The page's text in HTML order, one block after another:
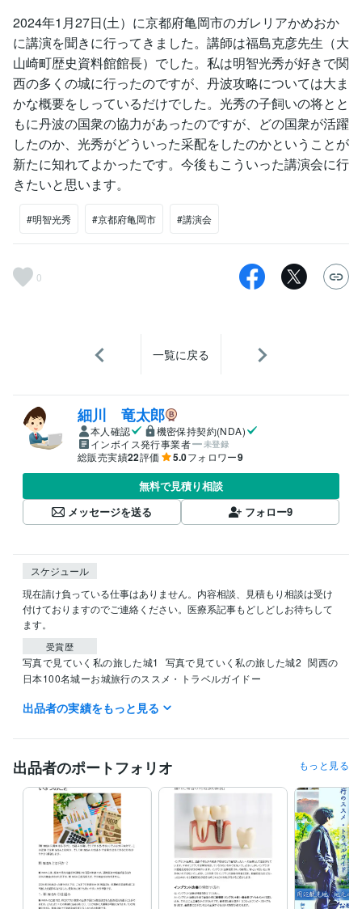
2024年1月27日(土）に京都府亀岡市のガレリアかめおか
に講演を聞きに行ってきました。講師は福島克彦先生（大
山崎町歴史資料館館長）でした。私は明智光秀が好きで関
西の多くの城に行ったのですが、丹波攻略については大ま
かな概要をしっているだけでした。光秀の子飼いの将とと
もに丹波の国衆の協力があったのですが、どの国衆が活躍
したのか、光秀がどういった采配をしたのかということが
新たに知れてよかったです。今後もこういった講演会に行
きたいと思います。
#明智光秀 #京都府亀岡市 #講演会
0
一覧に戻る
細川 竜太郎
本人確認
機密保持契約(NDA)
インボイス発行事業者
未登録
総販売実績22評価 5.0フォロワー9
無料で見積り相談
メッセージを送る
フォロー9
スケジュール
現在請け負っている仕事はありません。内容相談、見積もり相談は受け
付けておりますのでご連絡ください。医療系記事もどしどしお待ちして
ます。
受賞歴
写真で見ていく私の旅した城1 写真で見ていく私の旅した城2 関西の
日本100名城ーお城旅行のススメ・トラベルガイドー
資格・検定
認定薬剤師 取得年 : 2018年
認定実務実習指導薬剤師 取得年 : 2018年
ビジネス・クリエイティブツール
Excel:18年PowerPoint:18年 Word:18年Google Analytics:5年
出品者の実績をもっと見る
出品者のポートフォリオ もっと見る